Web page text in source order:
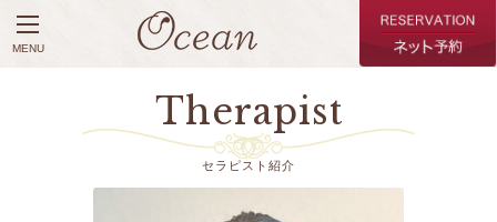
MENU
Therapist
セラピスト紹介